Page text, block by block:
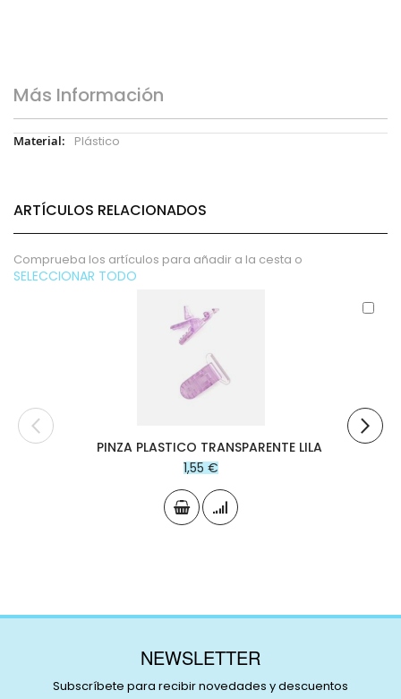
Más Información
Más
Plástico
ARTÍCULOS RELACIONADOS
Comprueba los artículos para añadir a la cesta o
SELECCIONAR TODO
PINZA PLASTICO TRANSPARENTE LILA
1,55 €
NEWSLETTER
Subscríbete para recibir novedades y descuentos